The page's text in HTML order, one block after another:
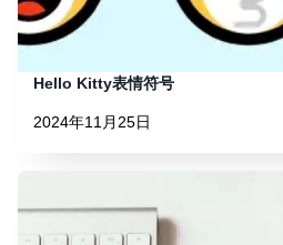
Hello Kitty表情符号
2024年11月25日